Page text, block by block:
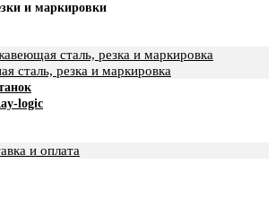
и маркировки
сталь, резка и маркировка
сталь, резка и маркировка
logic
и оплата